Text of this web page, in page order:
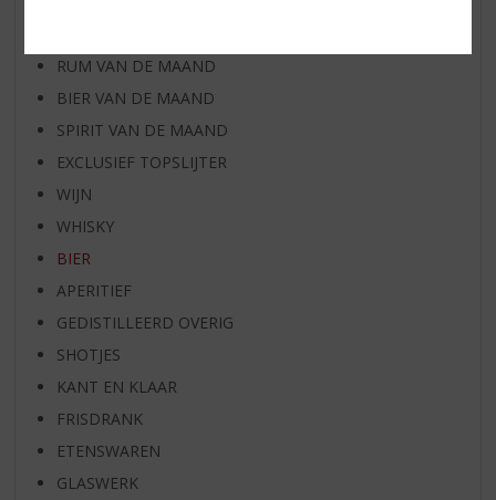
RUM VAN DE MAAND
BIER VAN DE MAAND
SPIRIT VAN DE MAAND
EXCLUSIEF TOPSLIJTER
WIJN
WHISKY
BIER
APERITIEF
GEDISTILLEERD OVERIG
SHOTJES
KANT EN KLAAR
FRISDRANK
ETENSWAREN
GLASWERK